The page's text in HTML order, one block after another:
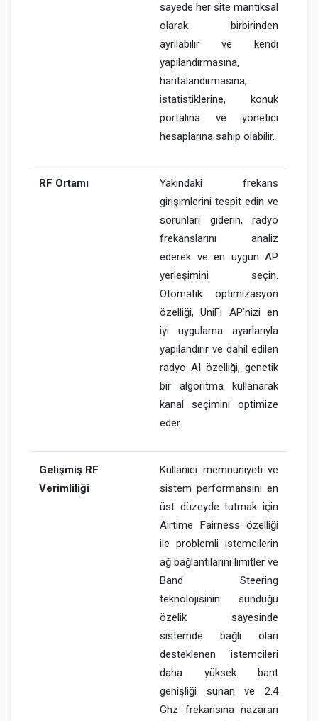
sayede her site mantıksal
olarak birbirinden
ayrılabilir ve kendi
yapılandırmasına,
haritalandırmasına,
istatistiklerine, konuk
portalına ve yönetici
hesaplarına sahip olabilir.
RF Ortamı
Yakındaki frekans
girişimlerini tespit edin ve
sorunları giderin, radyo
frekanslarını analiz
ederek ve en uygun AP
yerleşimini seçin.
Otomatik optimizasyon
özelliği, UniFi AP’nizi en
iyi uygulama ayarlarıyla
yapılandırır ve dahil edilen
radyo AI özelliği, genetik
bir algoritma kullanarak
kanal seçimini optimize
eder.
Gelişmiş RF
Verimliliği
Kullanıcı memnuniyeti ve
sistem performansını en
üst düzeyde tutmak için
Airtime Fairness özelliği
ile problemli istemcilerin
ağ bağlantılarını limitler ve
Band Steering
teknolojisinin sunduğu
özelik sayesinde
sistemde bağlı olan
desteklenen istemcileri
daha yüksek bant
genişliği sunan ve 2.4
Ghz frekansına nazaran